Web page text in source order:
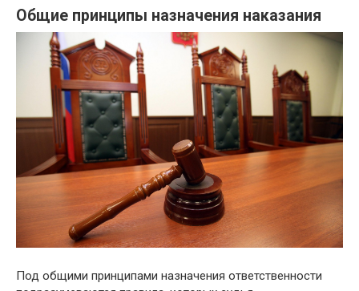
Общие принципы назначения наказания
Под общими принципами назначения ответственности